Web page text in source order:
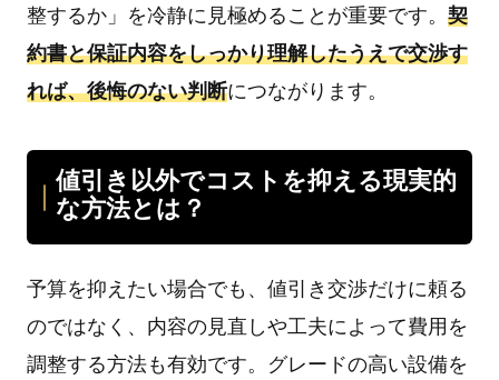
整するか」を冷静に見極めることが重要です。 契
約書と保証内容をしっかり理解したうえで交渉す
れば、後悔のない判断につながります。
値引き以外でコストを抑える現実的
な方法とは？
予算を抑えたい場合でも、値引き交渉だけに頼る
のではなく、内容の見直しや工夫によって費用を
調整する方法も有効です。グレードの高い設備を